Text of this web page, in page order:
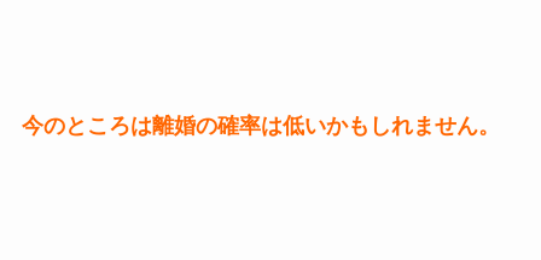
今のところは離婚の確率は低いかもしれません。